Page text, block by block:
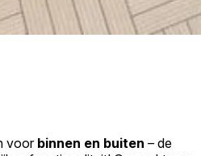
voor binnen en buiten – de